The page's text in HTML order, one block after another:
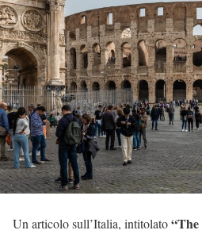
Un articolo sull’Italia, intitolato“The